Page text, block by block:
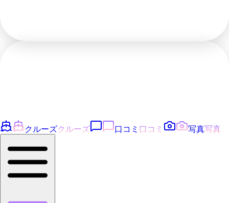
クルーズクルーズ 口コミ 口コミ 写真写真